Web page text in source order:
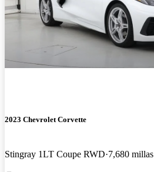
2023 Chevrolet Corvette
Stingray 1LT Coupe RWD 7,680 millas